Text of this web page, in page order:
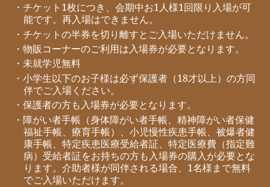
・チケット1枚につき、会期中お1人様1回限り入場が可
能です。再入場はできません。
・チケットの半券を切り離すとご入場いただけません。
・物販コーナーのご利用は入場券が必要となります。
・未就学児無料
・小学生以下のお子様は必ず保護者（18才以上）の方同
伴でご入場ください。
・保護者の方も入場券が必要となります。
・障がい者手帳（身体障がい者手帳、精神障がい者保健
福祉手帳、療育手帳）、小児慢性疾患手帳、被爆者健
康手帳、特定疾患医療受給者証、特定医療費（指定難
病）受給者証をお持ちの方も入場券の購入が必要とな
ります。介助者様が同伴される場合、1名様まで無料
でご入場いただけます。